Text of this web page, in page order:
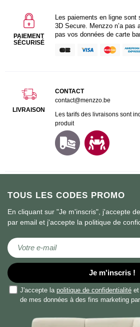
TOUS LES CODES PROMO
En cliquant sur "Je m'inscris", j'accepte
par email et j'accepte la politique de
Inscription à notre newsletter :
Je m'inscris !
J'accepte la politique de confidentialité
de mes données à des fins marketing
PAIEMENT
SÉCURISÉ
Les paiements en ligne
3D Secure. Menzzo n’a pas
pas vos données de carte
LIVRAISON
CONTACT
contact@menzzo.be
Les tarifs des livraisons sont
produit